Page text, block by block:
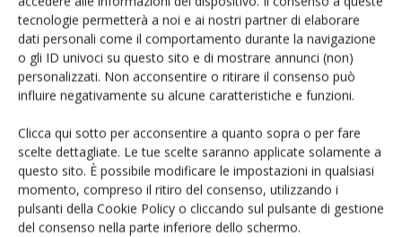
tecnologie permetterà a noi e ai nostri partner di elaborare
dati personali come il comportamento durante la navigazione
o gli ID univoci su questo sito e di mostrare annunci (non)
personalizzati. Non acconsentire o ritirare il consenso può
influire negativamente su alcune caratteristiche e funzioni.
Clicca qui sotto per acconsentire a quanto sopra o per fare
scelte dettagliate. Le tue scelte saranno applicate solamente a
questo sito. È possibile modificare le impostazioni in qualsiasi
momento, compreso il ritiro del consenso, utilizzando i
pulsanti della Cookie Policy o cliccando sul pulsante di gestione
del consenso nella parte inferiore dello schermo.
Dalla stessa categoria
McCormick X8.631 VT-Drive
Verifica effettuata su una macchina con all’attivo 300 ore
Di Ottavio Repetti-